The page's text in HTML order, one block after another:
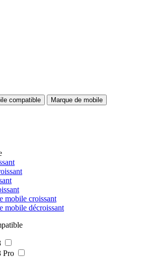
compatible Marque de mobile
mobile croissant
mobile décroissant
Pro